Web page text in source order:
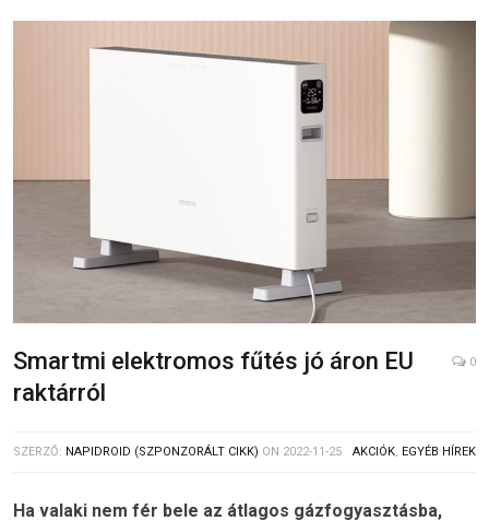
Smartmi elektromos fűtés jó áron EU
raktárról
0
SZERZŐ: NAPIDROID (SZPONZORÁLT CIKK) ON 2022-11-25 AKCIÓK, EGYÉB HÍREK
Ha valaki nem fér bele az átlagos gázfogyasztásba,